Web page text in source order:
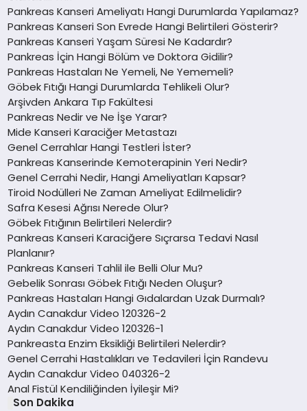
Pankreas Kanseri Ameliyatı Hangi Durumlarda Yapılamaz?
Pankreas Kanseri Son Evrede Hangi Belirtileri Gösterir?
Pankreas Kanseri Yaşam Süresi Ne Kadardır?
Pankreas İçin Hangi Bölüm ve Doktora Gidilir?
Pankreas Hastaları Ne Yemeli, Ne Yememeli?
Göbek Fıtığı Hangi Durumlarda Tehlikeli Olur?
Arşivden Ankara Tıp Fakültesi
Pankreas Nedir ve Ne İşe Yarar?
Mide Kanseri Karaciğer Metastazı
Genel Cerrahlar Hangi Testleri İster?
Pankreas Kanserinde Kemoterapinin Yeri Nedir?
Genel Cerrahi Nedir, Hangi Ameliyatları Kapsar?
Tiroid Nodülleri Ne Zaman Ameliyat Edilmelidir?
Safra Kesesi Ağrısı Nerede Olur?
Göbek Fıtığının Belirtileri Nelerdir?
Pankreas Kanseri Karaciğere Sıçrarsa Tedavi Nasıl
Planlanır?
Pankreas Kanseri Tahlil ile Belli Olur Mu?
Gebelik Sonrası Göbek Fıtığı Neden Oluşur?
Pankreas Hastaları Hangi Gıdalardan Uzak Durmalı?
Aydın Canakdur Video 120326-2
Aydın Canakdur Video 120326-1
Pankreasta Enzim Eksikliği Belirtileri Nelerdir?
Genel Cerrahi Hastalıkları ve Tedavileri İçin Randevu
Aydın Canakdur Video 040326-2
Anal Fistül Kendiliğinden İyileşir Mi?
Son Dakika